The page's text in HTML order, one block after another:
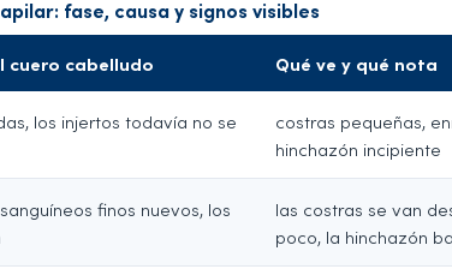
fase, causa y signos visibles
cuero cabelludo Qué ve y qué nota
los injertos todavía no se
costras pequeñas,
hinchazón incipiente
finos nuevos, los
las costras se van
poco, la hinchazón